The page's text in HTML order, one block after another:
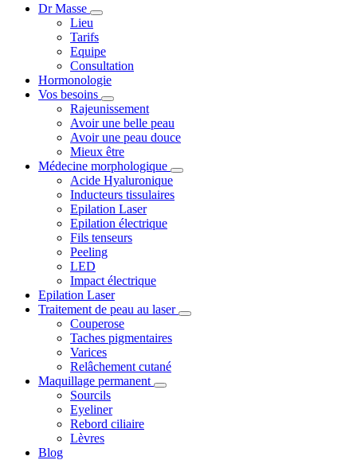
Dr Masse
Lieu
Tarifs
Equipe
Consultation
Hormonologie
Vos besoins
Rajeunissement
Avoir une belle peau
Avoir une peau douce
Mieux être
Médecine morphologique
Acide Hyaluronique
Inducteurs tissulaires
Epilation Laser
Epilation électrique
Fils tenseurs
Peeling
LED
Impact électrique
Epilation Laser
Traitement de peau au laser
Couperose
Taches pigmentaires
Varices
Relâchement cutané
Maquillage permanent
Sourcils
Eyeliner
Rebord ciliaire
Lèvres
Blog